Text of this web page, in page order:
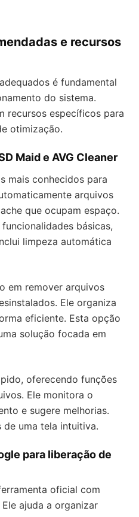
e recursos
é fundamental
do sistema.
recursos específicos para
otimização.
Maid e AVG Cleaner
mais conhecidos para
arquivos
que ocupam espaço.
básicas,
limpeza automática
em remover arquivos
Ele organiza
eficiente. Esta opção
solução focada em
oferecendo funções
Ele monitora o
e sugere melhorias.
de uma tela intuitiva.
para liberação de
oficial com
ajuda a organizar